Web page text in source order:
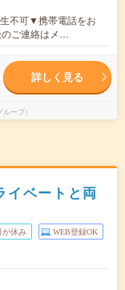
不可▼携帯電話をお
のご連絡はメ…
詳しく見る
ープ）
イベートと両
が休み WEB登録OK